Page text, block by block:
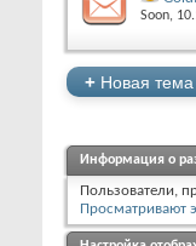
Soon‎,
+ Новая тема
Информация о
Пользователи,
Просматривают